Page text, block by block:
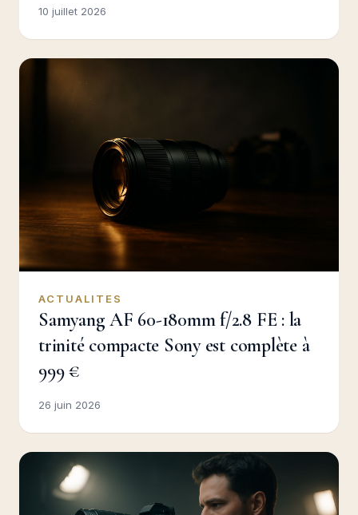
10 juillet 2026
ACTUALITES
Samyang AF 60-180mm f/2.8 FE : la
trinité compacte Sony est complète à
999 €
26 juin 2026